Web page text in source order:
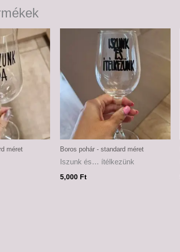
méret Boros pohár - standard méret
Iszunk és… ítélkezünk
5,000 Ft